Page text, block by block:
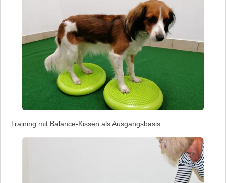
Training mit Balance-Kissen als Ausgangsbasis